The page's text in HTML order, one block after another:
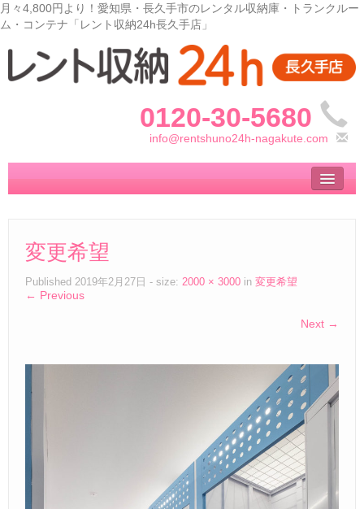
月々4,800円より！愛知県・長久手市のレンタル収納庫・トランクルー
ム・コンテナ「レント収納24h長久手店」
0120-30-5680
info@rentshuno24h-nagakute.com
トップ
– Top –
サイズ料金
ご契約の流れ
– Agreement –
変更希望
Published 2019年2月27日 - size: 2000 × 3000 in 変更希望
← Previous
Next →